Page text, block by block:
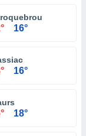
16°
16°
18°